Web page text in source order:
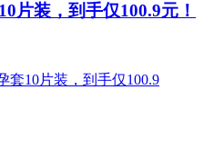
片装，到手仅100.9元！